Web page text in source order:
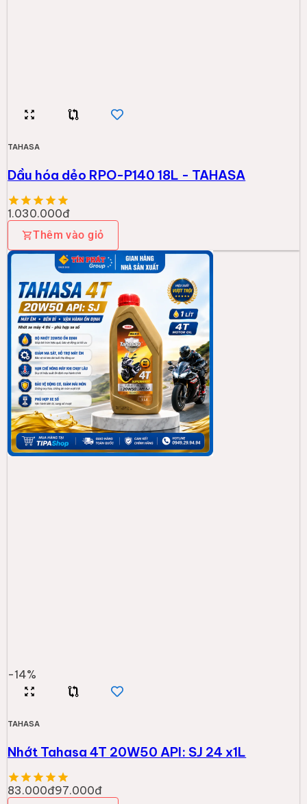
TAHASA
Dầu hóa dẻo RPO-P140 18L - TAHASA
1.030.000đ
Thêm vào giỏ
-14%
TAHASA
Nhớt Tahasa 4T 20W50 API: SJ 24 x1L
83.000đ97.000đ